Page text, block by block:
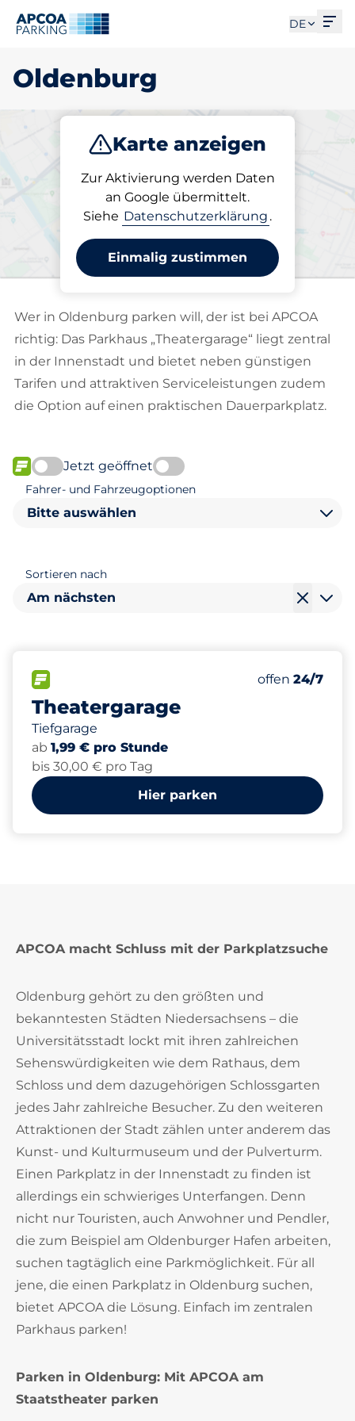
DE
Oldenburg
Karte anzeigen
Zur Aktivierung werden Daten
an Google übermittelt.
Siehe Datenschutzerklärung .
Einmalig zustimmen
Parken Abo
Wählen Sie Ihren Stellplatz
in Oldenburg
Wer in Oldenburg parken will, der ist bei APCOA
richtig: Das Parkhaus „Theatergarage“ liegt zentral
in der Innenstadt und bietet neben günstigen
Tarifen und attraktiven Serviceleistungen zudem
die Option auf einen praktischen Dauerparkplatz.
FLOW verfügbar
Jetzt geöffnet
Fahrer- und Fahrzeugoptionen
Bitte auswählen
Sortieren nach
Am nächsten
Theatergarage
Tiefgarage
Anzahl der
Gesamtplätze
offen 24/7
ab 1,99 € pro Stunde
bis 30,00 € pro Tag
Hier parken
APCOA macht Schluss mit der Parkplatzsuche
Oldenburg gehört zu den größten und
bekanntesten Städten Niedersachsens – die
Universitätsstadt lockt mit ihren zahlreichen
Sehenswürdigkeiten wie dem Rathaus, dem
Schloss und dem dazugehörigen Schlossgarten
jedes Jahr zahlreiche Besucher. Zu den weiteren
Attraktionen der Stadt zählen unter anderem das
Kunst- und Kulturmuseum und der Pulverturm.
Einen Parkplatz in der Innenstadt zu finden ist
allerdings ein schwieriges Unterfangen. Denn
nicht nur Touristen, auch Anwohner und Pendler,
die zum Beispiel am Oldenburger Hafen arbeiten,
suchen tagtäglich eine Parkmöglichkeit. Für all
jene, die einen Parkplatz in Oldenburg suchen,
bietet APCOA die Lösung. Einfach im zentralen
Parkhaus parken!
Parken in Oldenburg: Mit APCOA am
Staatstheater parken